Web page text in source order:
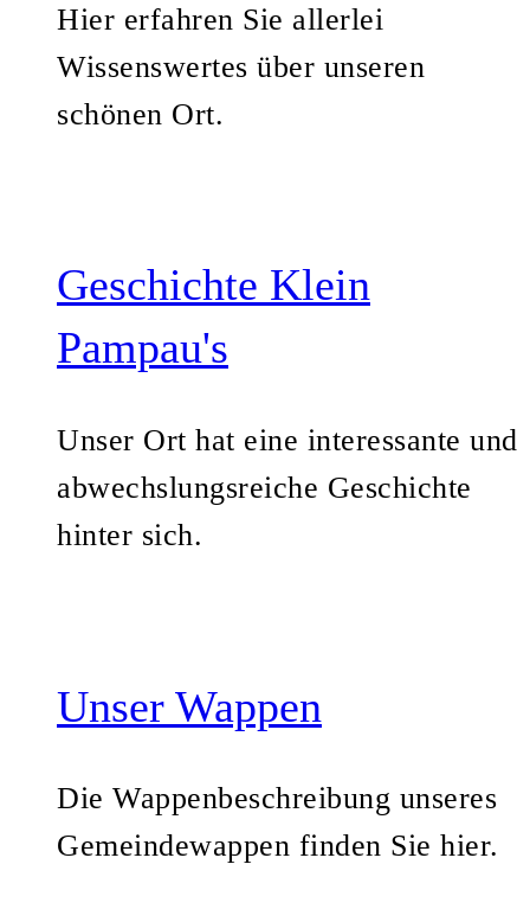
Hier erfahren Sie allerlei
Wissenswertes über unseren
schönen Ort.
Geschichte Klein
Pampau's
Unser Ort hat eine interessante und
abwechslungsreiche Geschichte
hinter sich.
Unser Wappen
Die Wappenbeschreibung unseres
Gemeindewappen finden Sie hier.